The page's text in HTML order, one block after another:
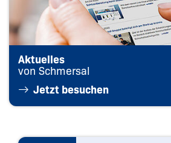
Aktuelles
von Schmersal
Jetzt besuchen